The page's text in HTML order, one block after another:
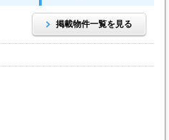
掲載物件一覧を見る